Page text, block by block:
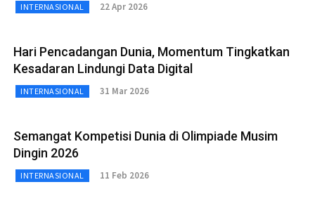
INTERNASIONAL 22 Apr 2026
Hari Pencadangan Dunia, Momentum Tingkatkan
Kesadaran Lindungi Data Digital
INTERNASIONAL 31 Mar 2026
Semangat Kompetisi Dunia di Olimpiade Musim
Dingin 2026
INTERNASIONAL 11 Feb 2026